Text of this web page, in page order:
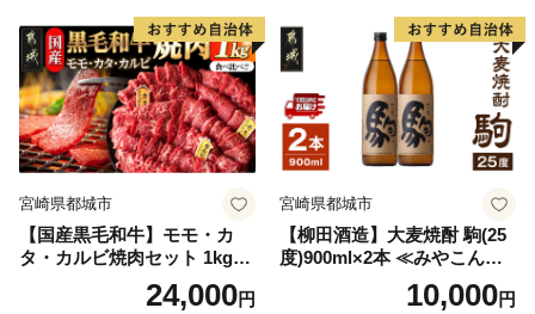
宮崎県都城市
【国産黒毛和牛】モモ・カ
タ・カルビ焼肉セット 1kg_2
24,000円
宮崎県都城市
【柳田酒造】大麦焼酎 駒(25
度)900ml×2本 ≪みやこんじ
ょ特急便≫_AA-075210,000円